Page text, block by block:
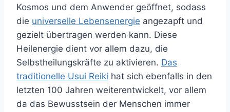
Kosmos und dem Anwender geöffnet, sodass
die universelle Lebensenergie angezapft und
gezielt übertragen werden kann. Diese
Heilenergie dient vor allem dazu, die
Selbstheilungskräfte zu aktivieren. Das
traditionelle Usui Reiki hat sich ebenfalls in den
letzten 100 Jahren weiterentwickelt, vor allem
da das Bewusstsein der Menschen immer